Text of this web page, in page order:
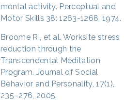
mental activity. Perceptual and
Motor Skills 38: 1263-1268, 1974.
Broome R., et al. Worksite stress
reduction through the
Transcendental Meditation
Program. Journal of Social
Behavior and Personality, 17(1),
235–276, 2005.